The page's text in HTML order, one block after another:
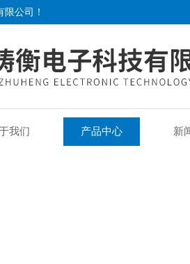
公司！
我们 产品中心 新